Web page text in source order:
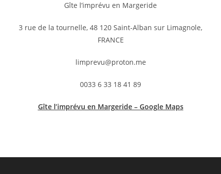
Gîte l’imprévu en Margeride
3 rue de la tournelle, 48 120 Saint-Alban sur Limagnole,
FRANCE
limprevu@proton.me
0033 6 33 18 41 89
Gîte l’imprévu en Margeride – Google Maps